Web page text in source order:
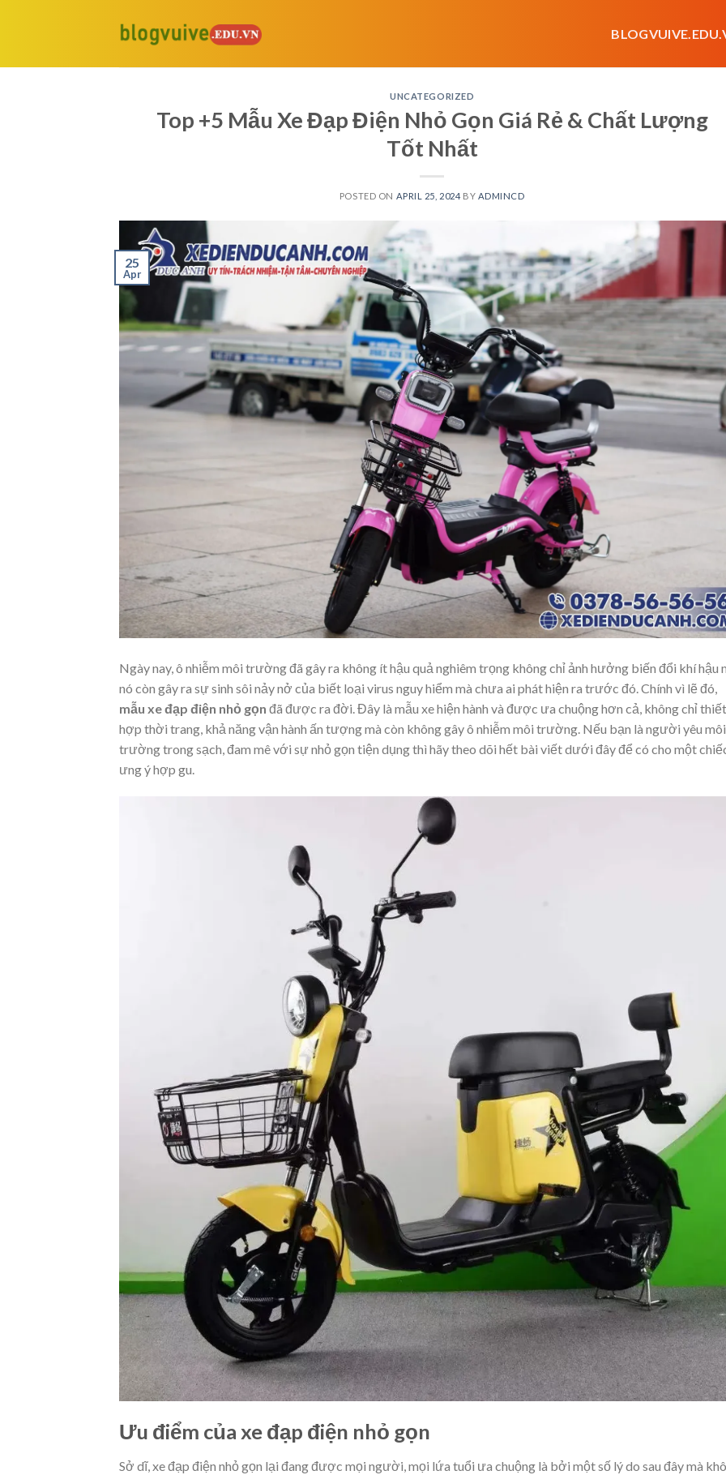
UNCATEGORIZED
Top +5 Mẫu Xe Đạp Điện Nhỏ Gọn Giá Rẻ & Chất Lượng
Tốt Nhất
POSTED ON APRIL 25, 2024 BY ADMINCD
25
Apr
Ngày nay, ô nhiễm môi trường đã gây ra không ít hậu quả nghiêm trọng không chỉ ảnh hưởng biến đổi khí hậu
nó còn gây ra sự sinh sôi nảy nở của biết loại virus nguy hiểm mà chưa ai phát hiện ra trước đó. Chính vì lẽ đó,
mẫu xe đạp điện nhỏ gọn đã được ra đời. Đây là mẫu xe hiện hành và được ưa chuộng hơn cả, không chỉ
hợp thời trang, khả năng vận hành ấn tượng mà còn không gây ô nhiễm môi trường. Nếu bạn là người yêu môi
trường trong sạch, đam mê với sự nhỏ gọn tiện dụng thì hãy theo dõi hết bài viết dưới đây để có cho một
ưng ý hợp gu.
Ưu điểm của xe đạp điện nhỏ gọn
Sở dĩ, xe đạp điện nhỏ gọn lại đang được mọi người, mọi lứa tuổi ưa chuộng là bởi một số lý do sau đây mà